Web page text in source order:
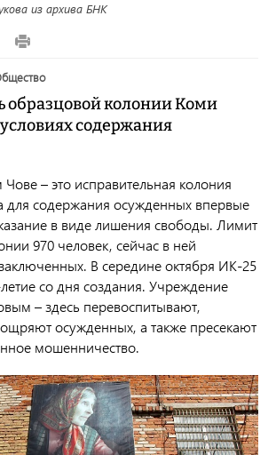
из архива БНК
общество
образцовой колонии Коми
содержания
– это исправительная колония
для содержания осужденных впервые
в виде лишения свободы. Лимит
970 человек, сейчас в ней
В середине октября ИК-25
со дня создания. Учреждение
– здесь перевоспитывают,
осужденных, а также пресекают
мошенничество.